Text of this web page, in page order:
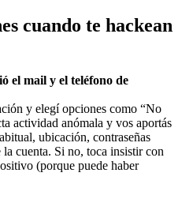
cuando te hackean
el mail y el teléfono de
y elegí opciones como “No
actividad anómala y vos aportás
ubicación, contraseñas
cuenta. Si no, toca insistir con
(porque puede haber